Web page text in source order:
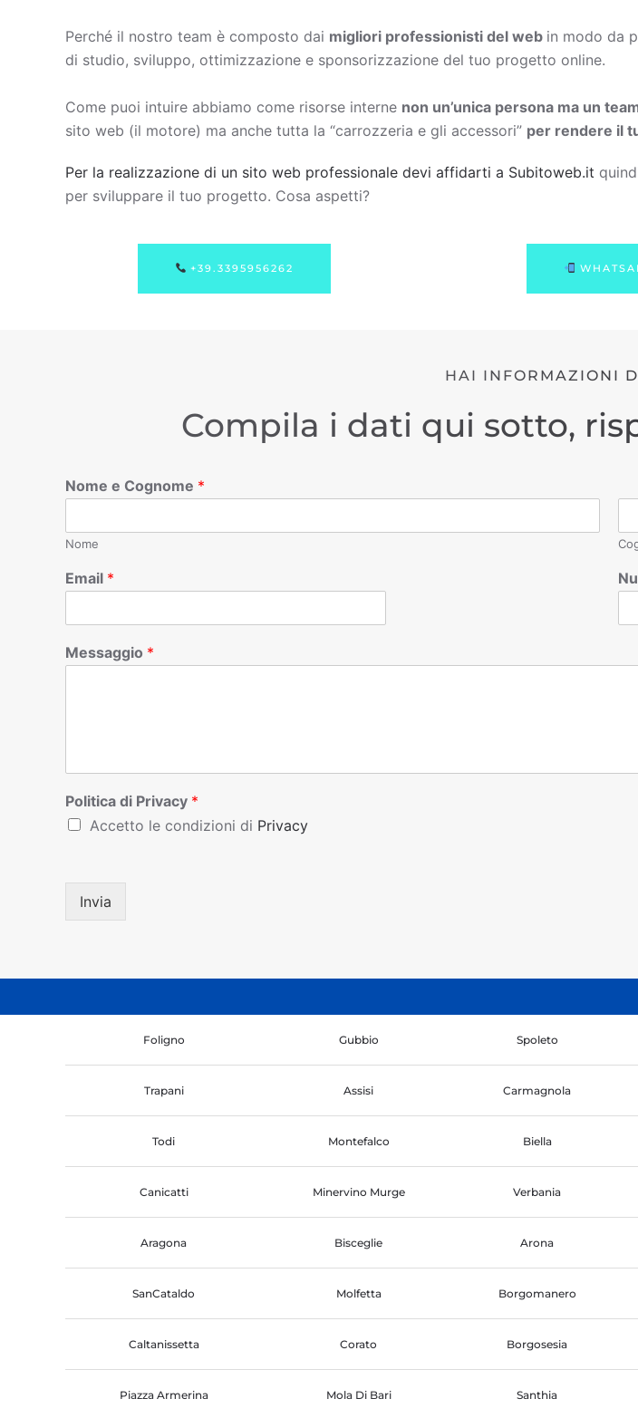
Perché il nostro team è composto dai migliori professionisti del web in modo da
di studio, sviluppo, ottimizzazione e sponsorizzazione del tuo progetto online.
Come puoi intuire abbiamo come risorse interne non un’unica persona ma un
sito web (il motore) ma anche tutta la “carrozzeria e gli accessori” per rendere il
Per la realizzazione di un sito web professionale devi affidarti a Subitoweb.it
per sviluppare il tuo progetto. Cosa aspetti?
+39.3395956262
HAI INFORMAZIONI
Compila i dati qui sotto,
Nome e Cognome *
Nome
Email *
Messaggio *
Politica di Privacy *
Accetto le condizioni di Privacy
Invia
Foligno Gubbio Spoleto
Trapani Assisi Carmagnola
Todi Montefalco Biella
Canicatti Minervino Murge Verbania
Aragona Bisceglie Arona
SanCataldo Molfetta Borgomanero
Caltanissetta Corato Borgosesia
Piazza Armerina Mola Di Bari Santhia